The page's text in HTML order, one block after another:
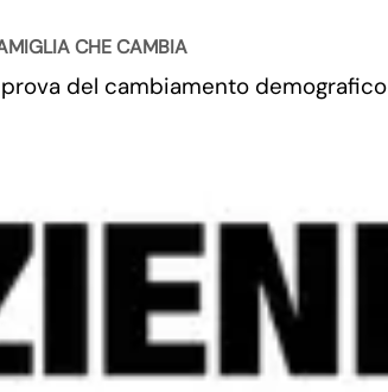
CHE CAMBIA
del cambiamento demografico